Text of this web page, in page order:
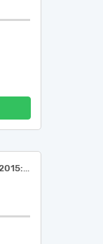
Єдиний закупівельний словник ДК 021:2015: 30210000-4 Машини для обробки даних (апаратна частина)(ноутбук)